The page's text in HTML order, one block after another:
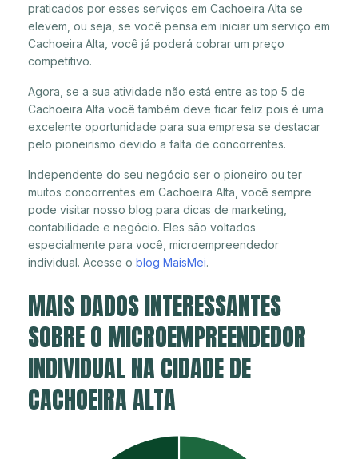
praticados por esses serviços em Cachoeira Alta se
elevem, ou seja, se você pensa em iniciar um serviço em
Cachoeira Alta, você já poderá cobrar um preço
competitivo.
Agora, se a sua atividade não está entre as top 5 de
Cachoeira Alta você também deve ficar feliz pois é uma
excelente oportunidade para sua empresa se destacar
pelo pioneirismo devido a falta de concorrentes.
Independente do seu negócio ser o pioneiro ou ter
muitos concorrentes em Cachoeira Alta, você sempre
pode visitar nosso blog para dicas de marketing,
contabilidade e negócio. Eles são voltados
especialmente para você, microempreendedor
individual. Acesse o blog MaisMei.
MAIS DADOS INTERESSANTES
SOBRE O MICROEMPREENDEDOR
INDIVIDUAL NA CIDADE DE
CACHOEIRA ALTA